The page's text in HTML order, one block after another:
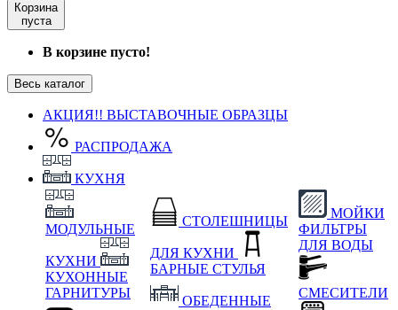
Корзина
пуста
В корзине пусто!
Весь каталог
АКЦИЯ!! ВЫСТАВОЧНЫЕ ОБРАЗЦЫ
РАСПРОДАЖА
КУХНЯ
МОДУЛЬНЫЕ
КУХНИ
КУХОННЫЕ
ГАРНИТУРЫ
СТОЛЕШНИЦЫ
ДЛЯ КУХНИ
БАРНЫЕ СТУЛЬЯ
ОБЕДЕННЫЕ
МОЙКИ
ФИЛЬТРЫ
ДЛЯ ВОДЫ
СМЕСИТЕЛИ